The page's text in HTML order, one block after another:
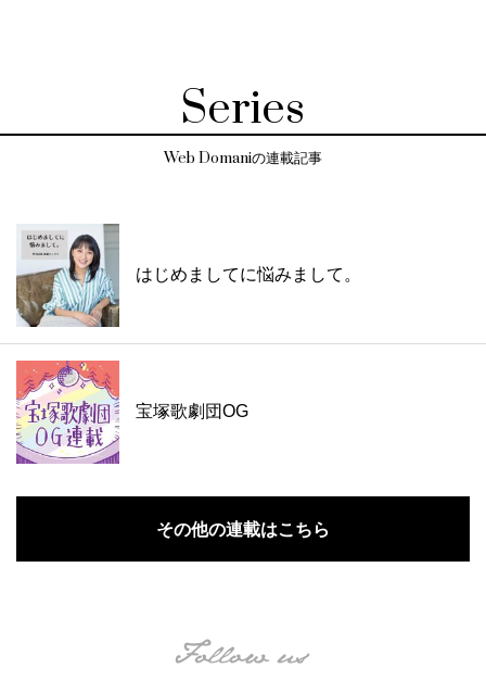
Series
Web Domaniの連載記事
はじめましてに悩みまして。
宝塚歌劇団OG
その他の連載はこちら